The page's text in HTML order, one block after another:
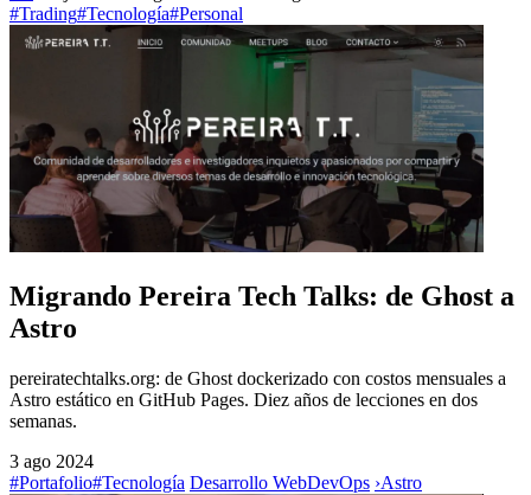
#Trading#Tecnología#Personal
Migrando Pereira Tech Talks: de Ghost a
Astro
pereiratechtalks.org: de Ghost dockerizado con costos mensuales a
Astro estático en GitHub Pages. Diez años de lecciones en dos
semanas.
3 ago 2024
#Portafolio#Tecnología Desarrollo WebDevOps ›Astro